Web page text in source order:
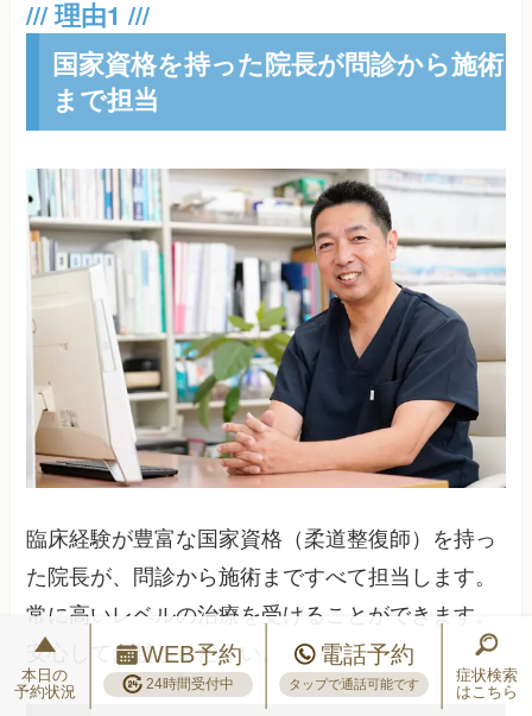
国家資格を持った院長が問診から施術
まで担当
臨床経験が豊富な国家資格（柔道整復師）を持っ
た院長が、問診から施術まですべて担当します。
常に高いレベルの治療を受けることができます。
安心してお越しください。
本日の
予約状況
WEB予約
24時間受付中
電話予約
タップで通話可能です
症状検索
はこちら